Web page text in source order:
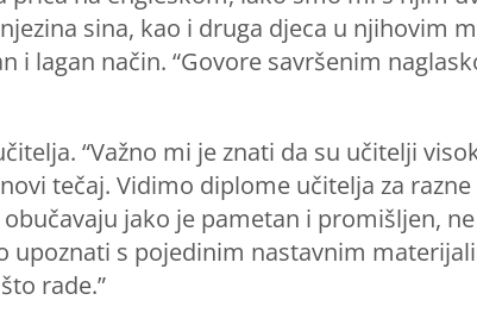
sina, kao i druga djeca u njihovim
lagan način. “Govore savršenim
“Važno mi je znati da su učitelji
tečaj. Vidimo diplome učitelja za
jako je pametan i promišljen,
upoznati s pojedinim nastavnim
rade.”